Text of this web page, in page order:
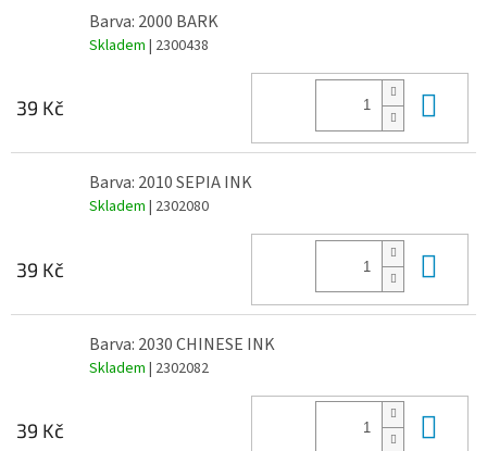
Barva: 2000 BARK
Skladem | 2300438
39 Kč
Barva: 2010 SEPIA INK
Skladem | 2302080
39 Kč
Barva: 2030 CHINESE INK
Skladem | 2302082
39 Kč